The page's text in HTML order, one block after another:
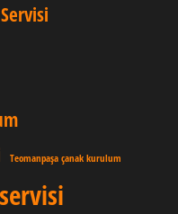
Teomanpaşa çanak kurulum